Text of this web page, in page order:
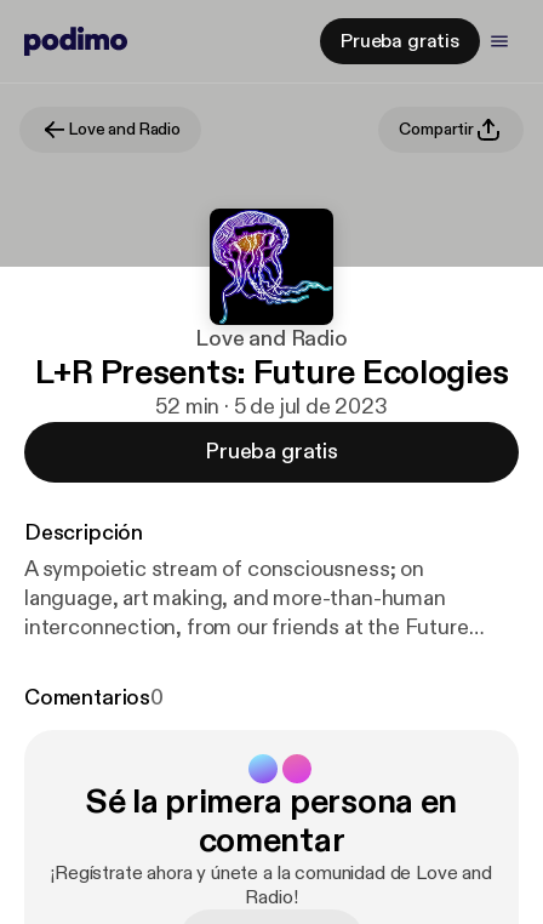
Prueba gratis
Love and Radio Compartir
Love and Radio
L+R Presents: Future Ecologies
52 min · 5 de jul de 2023
Prueba gratis
Descripción
A sympoietic stream of consciousness; on
language, art making, and more-than-human
interconnection, from our friends at the Future
at
https://www.futureecologies.net/
Comentarios0
Sé la primera persona en
comentar
¡Regístrate ahora y únete a la comunidad de Love and
Radio!